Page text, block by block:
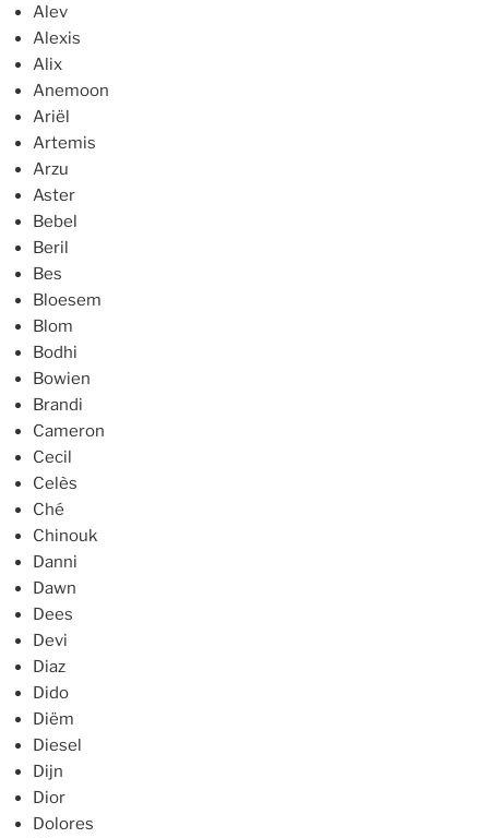
Alev
Alexis
Alix
Anemoon
Ariël
Artemis
Arzu
Aster
Bebel
Beril
Bes
Bloesem
Blom
Bodhi
Bowien
Brandi
Cameron
Cecil
Celès
Ché
Chinouk
Danni
Dawn
Dees
Devi
Diaz
Dido
Diëm
Diesel
Dijn
Dior
Dolores